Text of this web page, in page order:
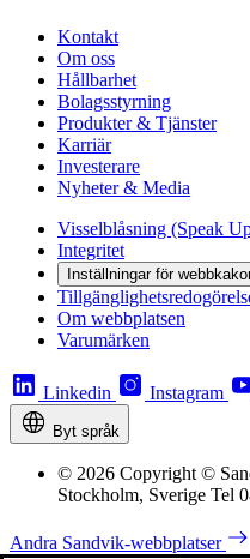
Kontakt
Om oss
Hållbarhet
Bolagsstyrning
Produkter & Tjänster
Karriär
Investerare
Nyheter & Media
Visselblåsning (Speak
Integritet
Inställningar för
Om webbplatsen
Varumärken
Linkedin Instagram
Byt språk
© 2026 Copyright ©
Stockholm, Sverige Tel
Andra Sandvik-webbplatser